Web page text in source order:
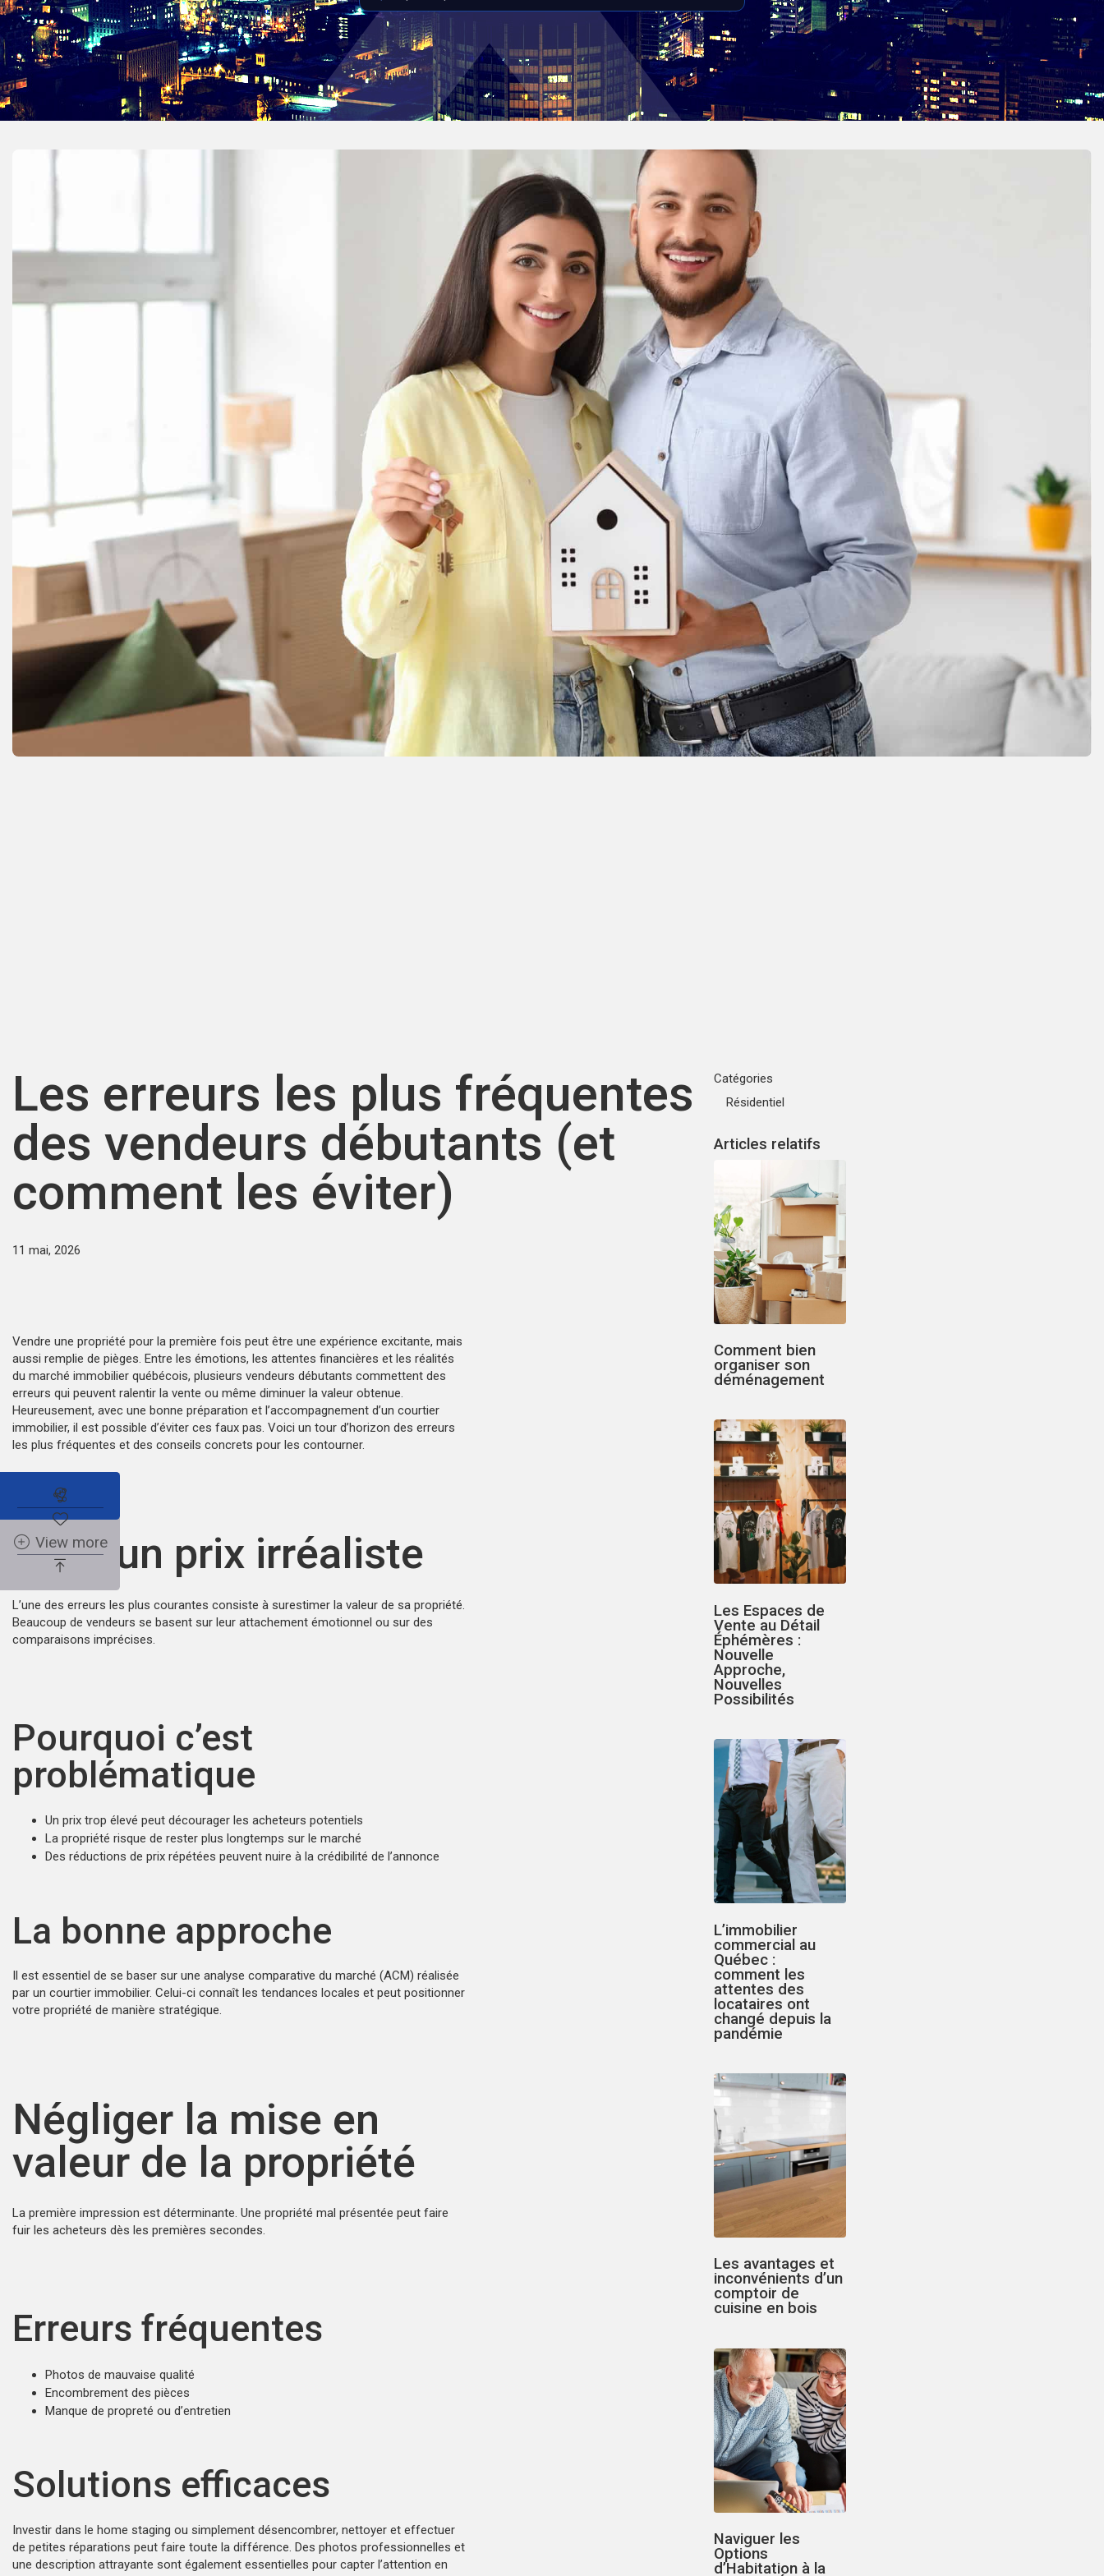
Les erreurs les plus fréquentes
des vendeurs débutants (et
comment les éviter)
11 mai, 2026
Vendre une propriété pour la première fois peut être une expérience excitante, mais
aussi remplie de pièges. Entre les émotions, les attentes financières et les réalités
du marché immobilier québécois, plusieurs vendeurs débutants commettent des
erreurs qui peuvent ralentir la vente ou même diminuer la valeur obtenue.
Heureusement, avec une bonne préparation et l’accompagnement d’un courtier
immobilier, il est possible d’éviter ces faux pas. Voici un tour d’horizon des erreurs
les plus fréquentes et des conseils concrets pour les contourner.
Fixer un prix irréaliste
L’une des erreurs les plus courantes consiste à surestimer la valeur de sa propriété.
Beaucoup de vendeurs se basent sur leur attachement émotionnel ou sur des
comparaisons imprécises.
Pourquoi c’est
problématique
Un prix trop élevé peut décourager les acheteurs potentiels
La propriété risque de rester plus longtemps sur le marché
Des réductions de prix répétées peuvent nuire à la crédibilité de l’annonce
La bonne approche
Il est essentiel de se baser sur une analyse comparative du marché (ACM) réalisée
par un courtier immobilier. Celui-ci connaît les tendances locales et peut positionner
votre propriété de manière stratégique.
Négliger la mise en
valeur de la propriété
La première impression est déterminante. Une propriété mal présentée peut faire
fuir les acheteurs dès les premières secondes.
Erreurs fréquentes
Photos de mauvaise qualité
Encombrement des pièces
Manque de propreté ou d’entretien
Solutions efficaces
Investir dans le home staging ou simplement désencombrer, nettoyer et effectuer
de petites réparations peut faire toute la différence. Des photos professionnelles et
une description attrayante sont également essentielles pour capter l’attention en
Catégories
Résidentiel
Articles relatifs
Comment bien
organiser son
déménagement
Les Espaces de
Vente au Détail
Éphémères :
Nouvelle
Approche,
Nouvelles
Possibilités
L’immobilier
commercial au
Québec :
comment les
attentes des
locataires ont
changé depuis la
pandémie
Les avantages et
inconvénients d’un
comptoir de
cuisine en bois
Naviguer les
Options
d’Habitation à la
View more